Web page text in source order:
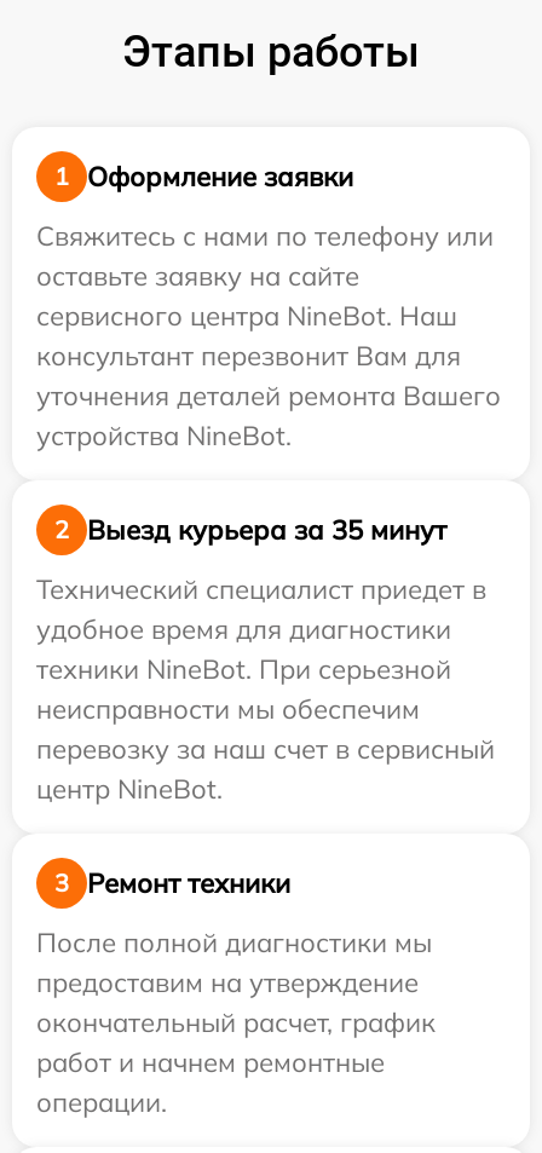
Этапы работы
1
Оформление заявки
Свяжитесь с нами по телефону или
оставьте заявку на сайте
сервисного центра NineBot. Наш
консультант перезвонит Вам для
уточнения деталей ремонта Вашего
устройства NineBot.
2
Выезд курьера за 35 минут
Технический специалист приедет в
удобное время для диагностики
техники NineBot. При серьезной
неисправности мы обеспечим
перевозку за наш счет в сервисный
центр NineBot.
3
Ремонт техники
После полной диагностики мы
предоставим на утверждение
окончательный расчет, график
работ и начнем ремонтные
операции.